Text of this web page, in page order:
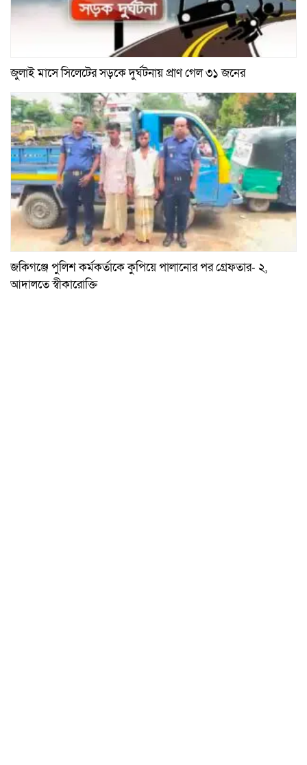
জুলাই মাসে সিলেটের সড়কে দুর্ঘটনায় প্রাণ গেল ৩১ জনের
জকিগঞ্জে পুলিশ কর্মকর্তাকে কুপিয়ে পালানোর পর গ্রেফতার- ২,
আদালতে স্বীকারোক্তি